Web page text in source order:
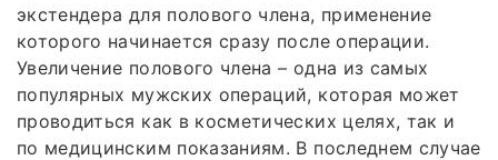
экстендера для полового члена, применение
которого начинается сразу после операции.
Увеличение полового члена – одна из самых
популярных мужских операций, которая может
проводиться как в косметических целях, так и
по медицинским показаниям. В последнем случае